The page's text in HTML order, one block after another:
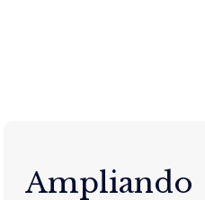
Ampliando